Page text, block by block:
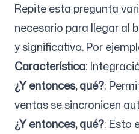
Repite esta pregunta
necesario para llegar al
y significativo. Por
Característica:
¿Y entonces, qué?:
ventas se sincronicen
¿Y entonces, qué?: Esto